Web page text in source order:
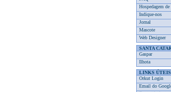
Hospedagem de
Indique-nos
Jornal
Mascote
Web Designer
SANTA
Gaspar
Ilhota
LINKS ÚTEIS
Orkut Login
Email do